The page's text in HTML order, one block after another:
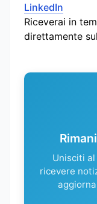
LinkedIn
Riceverai in
direttamente
Unisciti
ricevere